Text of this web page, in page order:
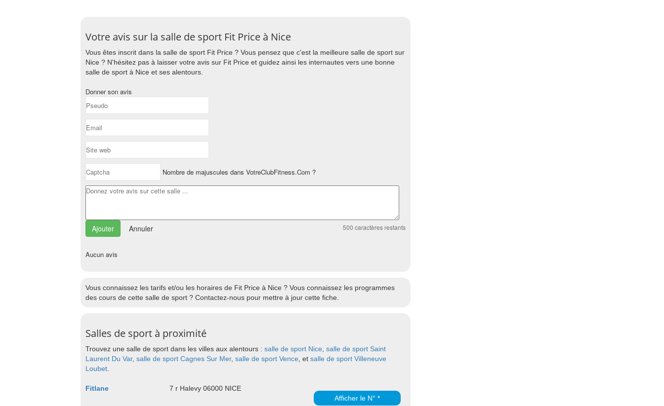
Votre avis sur la salle de sport Fit Price à Nice
Vous êtes inscrit dans la salle de sport Fit Price ? Vous pensez que c'est la meilleure salle de sport sur
Nice ? N'hésitez pas à laisser votre avis sur Fit Price et guidez ainsi les internautes vers une bonne
salle de sport à Nice et ses alentours.
Donner son avis
Nombre de majuscules dans VotreClubFitness.Com ?
Annuler 500 caractères restants
Aucun avis
Vous connaissez les tarifs et/ou les horaires de Fit Price à Nice ? Vous connaissez les programmes
des cours de cette salle de sport ? Contactez-nous pour mettre à jour cette fiche.
Salles de sport à proximité
Trouvez une salle de sport dans les villes aux alentours : salle de sport Nice salle de sport Saint
Laurent Du Var, salle de sport Cagnes Sur Mer, salle de sport Vence , et salle de sport Villeneuve
Loubet
Fitlane
7 r Halevy 06000 NICE
Afficher le N° *